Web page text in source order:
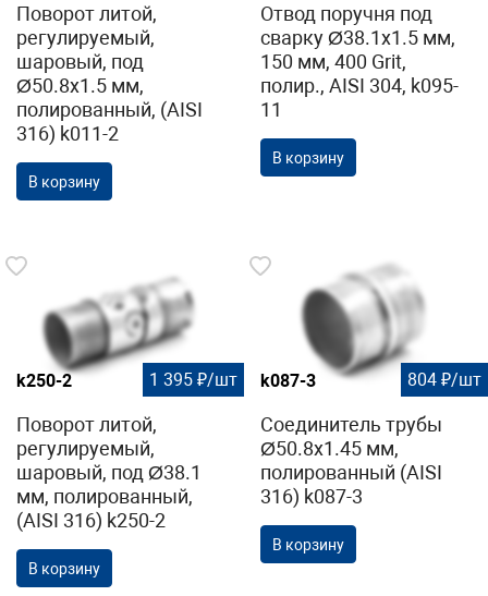
Поворот литой,
регулируемый,
шаровый, под
Ø50.8х1.5 мм,
полированный, (AISI
316) k011-2
В корзину
Отвод поручня под
сварку Ø38.1х1.5 мм,
150 мм, 400 Grit,
полир., AISI 304, k095-
11
В корзину
k250-2 1 395 ₽/шт
Поворот литой,
регулируемый,
шаровый, под Ø38.1
мм, полированный,
(AISI 316) k250-2
В корзину
k087-3 804 ₽/шт
Соединитель трубы
Ø50.8х1.45 мм,
полированный (AISI
316) k087-3
В корзину